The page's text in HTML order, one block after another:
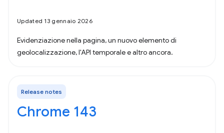
Updated 13 gennaio 2026
Evidenziazione nella pagina, un nuovo elemento di
geolocalizzazione, l'API temporale e altro ancora.
Release notes
Chrome 143